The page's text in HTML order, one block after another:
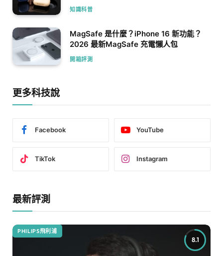
知識科普
MagSafe 是什麼？iPhone 16 新功能？
2026 最新MagSafe 充電懶人包
開箱評測
更多科技說
Facebook YouTube
TikTok Instagram
最新評測
8.1
PHILIPS飛利浦